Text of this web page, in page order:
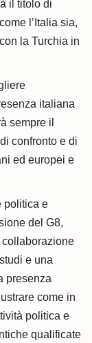
il titolo di
l’Italia sia,
la Turchia in
italiana
sempre il
confronto e di
ed europei e
politica e
del G8,
collaborazione
e una
presenza
come in
politica e
qualificate